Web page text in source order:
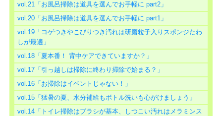
vol.21「お風呂掃除は道具を選んでお手軽に part2」
vol.20「お風呂掃除は道具を選んでお手軽に part1」
vol.19「コゲつきやこびりつき汚れは研磨粒子入りスポンジたわ
しが最適」
vol.18「夏本番！ 背中ケアできていますか？」
vol.17「引っ越しは掃除に終わり掃除で始まる？」
vol.16「お掃除はイベントじゃない！」
vol.15「猛暑の夏、水分補給もボトル洗いも心がけましょう」
vol.14「トイレ掃除はブラシが基本、しつこい汚れはメラミンス